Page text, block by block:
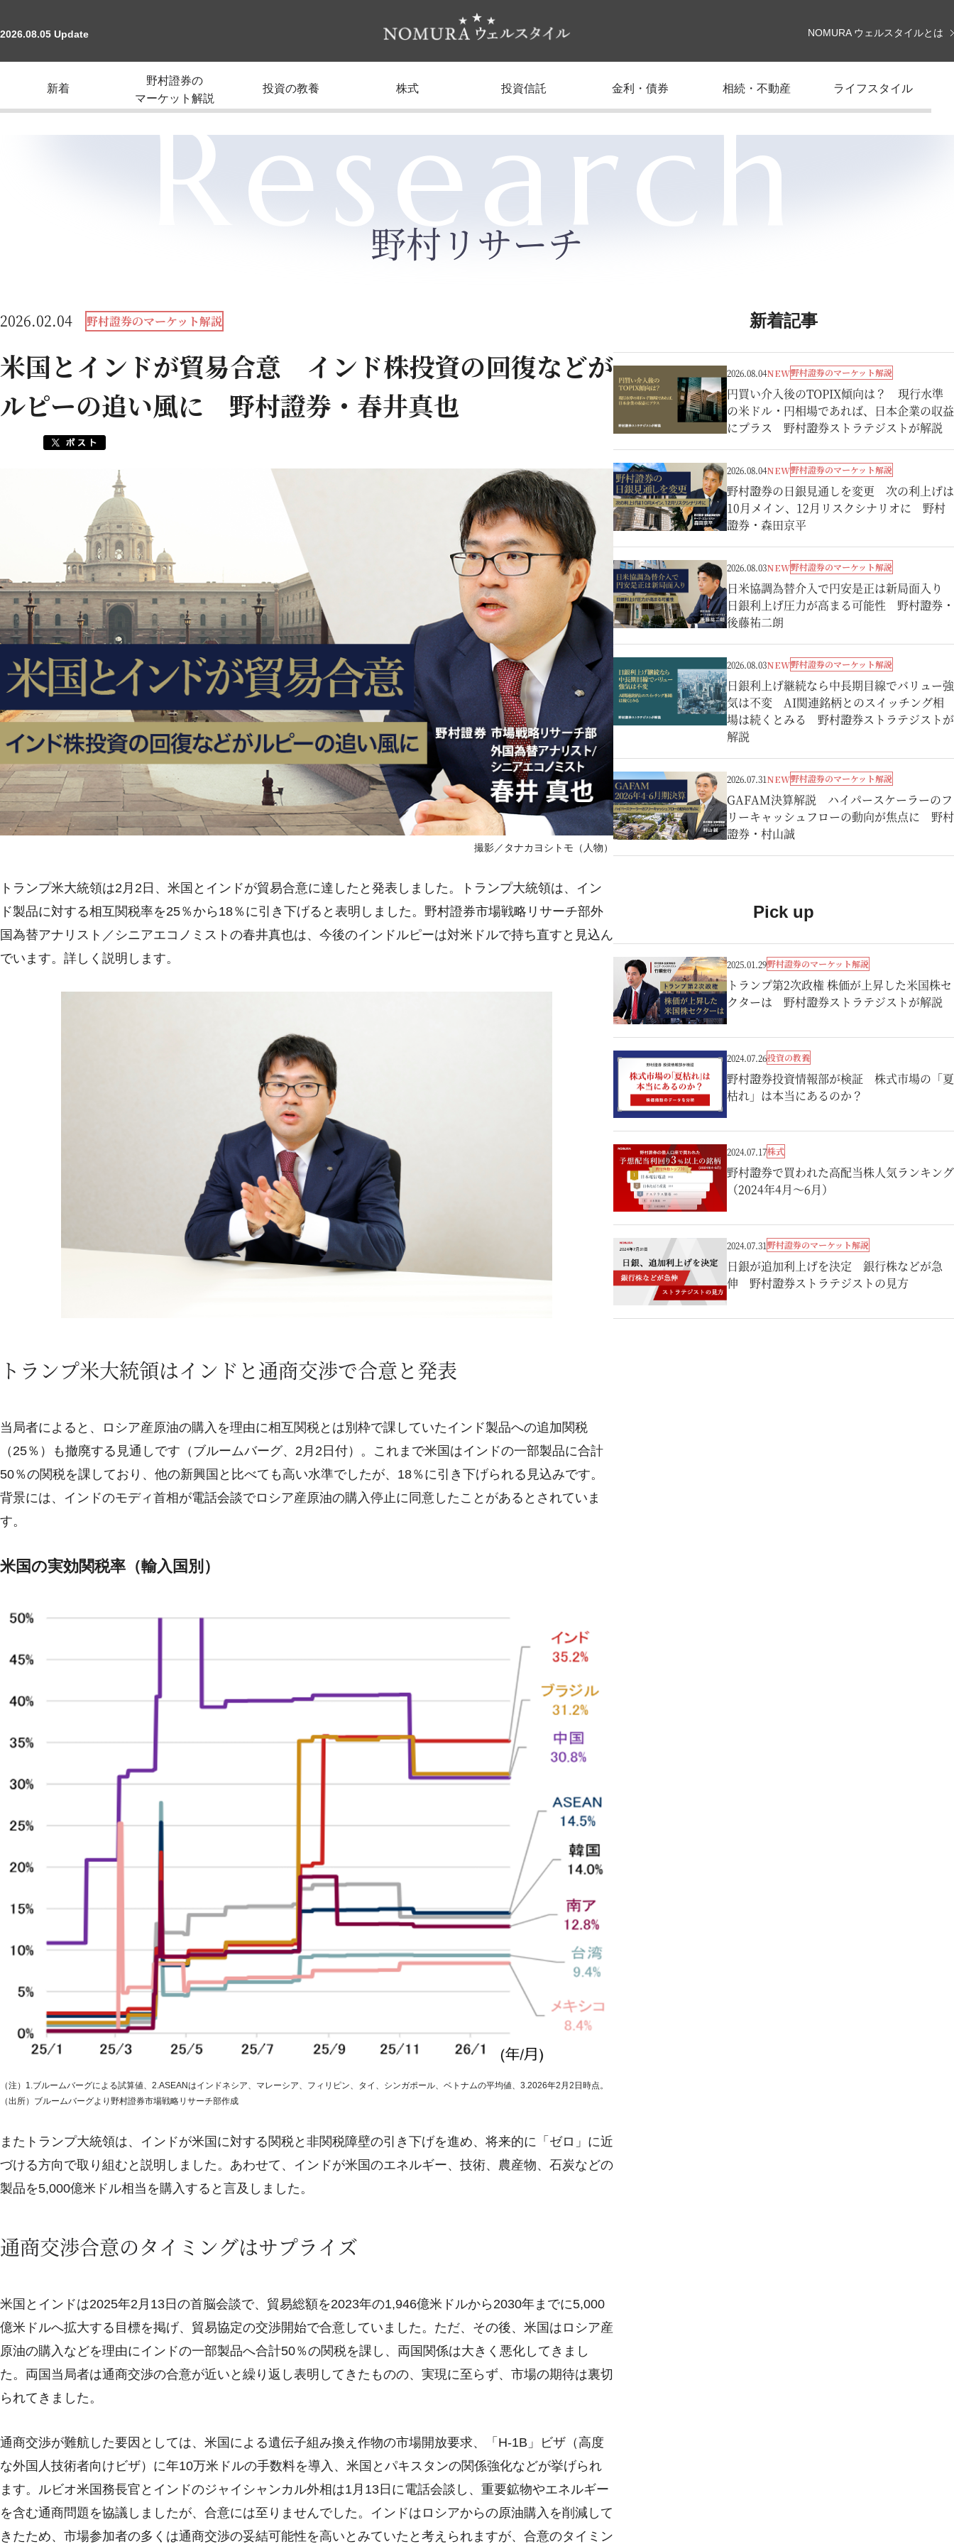
2026.08.05 Update NOMURA ウェルスタイルとは
新着
野村證券の
マーケット解説
投資の教養 株式 投資信託 金利・債券 相続・不動産 ライフスタイル
Research
野村リサーチ
2026.02.04 野村證券のマーケット解説
米国とインドが貿易合意 インド株投資の回復などが
ルピーの追い風に 野村證券・春井真也
撮影／タナカヨシトモ（人物）
トランプ米大統領は2月2日、米国とインドが貿易合意に達したと発表しました。トランプ大統領は、イン
ド製品に対する相互関税率を25％から18％に引き下げると表明しました。野村證券市場戦略リサーチ部外
国為替アナリスト／シニアエコノミストの春井真也は、今後のインドルピーは対米ドルで持ち直すと見込ん
でいます。詳しく説明します。
トランプ米大統領はインドと通商交渉で合意と発表
当局者によると、ロシア産原油の購入を理由に相互関税とは別枠で課していたインド製品への追加関税
（25％）も撤廃する見通しです（ブルームバーグ、2月2日付）。これまで米国はインドの一部製品に合計
50％の関税を課しており、他の新興国と比べても高い水準でしたが、18％に引き下げられる見込みです。
背景には、インドのモディ首相が電話会談でロシア産原油の購入停止に同意したことがあるとされていま
す。
米国の実効関税率（輸入国別）
（注）1.ブルームバーグによる試算値、2.ASEANはインドネシア、マレーシア、フィリピン、タイ、シンガポール、ベトナムの平均値、3.2026年2月2日時点。
（出所）ブルームバーグより野村證券市場戦略リサーチ部作成
またトランプ大統領は、インドが米国に対する関税と非関税障壁の引き下げを進め、将来的に「ゼロ」に近
づける方向で取り組むと説明しました。あわせて、インドが米国のエネルギー、技術、農産物、石炭などの
製品を5,000億米ドル相当を購入すると言及しました。
通商交渉合意のタイミングはサプライズ
米国とインドは2025年2月13日の首脳会談で、貿易総額を2023年の1,946億米ドルから2030年までに5,000
億米ドルへ拡大する目標を掲げ、貿易協定の交渉開始で合意していました。ただ、その後、米国はロシア産
原油の購入などを理由にインドの一部製品へ合計50％の関税を課し、両国関係は大きく悪化してきまし
た。両国当局者は通商交渉の合意が近いと繰り返し表明してきたものの、実現に至らず、市場の期待は裏切
られてきました。
通商交渉が難航した要因としては、米国による遺伝子組み換え作物の市場開放要求、「H-1B」ビザ（高度
な外国人技術者向けビザ）に年10万米ドルの手数料を導入、米国とパキスタンの関係強化などが挙げられ
ます。ルビオ米国務長官とインドのジャイシャンカル外相は1月13日に電話会談し、重要鉱物やエネルギー
を含む通商問題を協議しましたが、合意には至りませんでした。インドはロシアからの原油購入を削減して
きたため、市場参加者の多くは通商交渉の妥結可能性を高いとみていたと考えられますが、合意のタイミン
新着記事
2026.08.04NEW野村證券のマーケット解説
円買い介入後のTOPIX傾向は？ 現行水準
の米ドル・円相場であれば、日本企業の収益
にプラス 野村證券ストラテジストが解説
2026.08.04NEW野村證券のマーケット解説
野村證券の日銀見通しを変更 次の利上げは
10月メイン、12月リスクシナリオに 野村
證券・森田京平
2026.08.03NEW野村證券のマーケット解説
日米協調為替介入で円安是正は新局面入り
日銀利上げ圧力が高まる可能性 野村證券・
後藤祐二朗
2026.08.03NEW野村證券のマーケット解説
日銀利上げ継続なら中長期目線でバリュー強
気は不変 AI関連銘柄とのスイッチング相
場は続くとみる 野村證券ストラテジストが
解説
2026.07.31NEW野村證券のマーケット解説
GAFAM決算解説 ハイパースケーラーのフ
リーキャッシュフローの動向が焦点に 野村
證券・村山誠
Pick up
2025.01.29野村證券のマーケット解説
トランプ第2次政権 株価が上昇した米国株セ
クターは 野村證券ストラテジストが解説
2024.07.26投資の教養
野村證券投資情報部が検証 株式市場の「夏
枯れ」は本当にあるのか？
2024.07.17株式
野村證券で買われた高配当株人気ランキング
（2024年4月～6月）
2024.07.31野村證券のマーケット解説
日銀が追加利上げを決定 銀行株などが急
伸 野村證券ストラテジストの見方